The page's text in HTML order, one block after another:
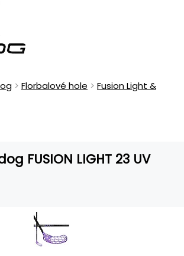
Florbalové hole
Fusion Light &
FUSION LIGHT 23 UV